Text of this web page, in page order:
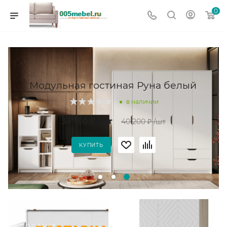
0
Модульная гостиная Руна белый
в наличии
/шт 40 200₽ /шт
КУПИТЬ